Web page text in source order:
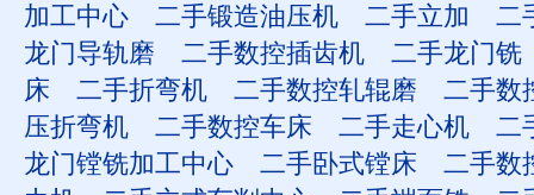
加工中心
二手锻造油压机 二手立加
二
龙门导轨磨
二手数控插齿机
二手龙门铣
床
二手折弯机 二手数控轧辊磨
二手数
压折弯机
二手数控车床 二手走心机
二
龙门镗铣加工中心
二手卧式镗床
二手数